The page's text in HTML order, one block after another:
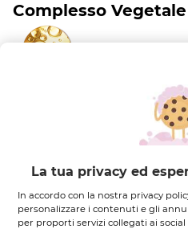
Complesso Vegetale
formula delicata senza
ingredienti di origine
La tua privacy ed
In accordo con la nostra privacy
personalizzare i contenuti e gli
per proporti servizi collegati ai